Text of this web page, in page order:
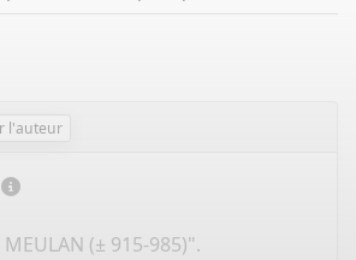
l'auteur
(± 915-985)".